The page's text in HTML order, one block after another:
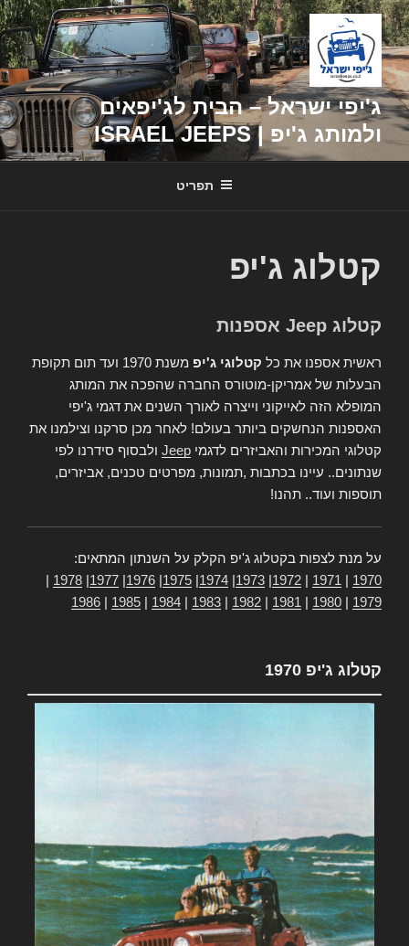
דילוג
לתוכן
ג'יפי ישראל – הבית לג'יפאים
ולמותג ג'יפ | ISRAEL JEEPS
תפריט
קטלוג ג'יפ
קטלוג Jeep אספנות
ראשית אספנו את כל קטלוגי ג'יפ
משנת 1970 ועד תום תקופת
הבעלות של אמריקן-מוטורס החברה שהפכה את המותג
המופלא הזה לאייקוני וייצרה לאורך השנים את דגמי ג'יפי
האספנות הנחשקים ביותר בעולם! לאחר מכן סרקנו וצילמנו את
קטלוגי המכירות והאביזרים לדגמי Jeep ולבסוף סידרנו לפי
שנתונים.. עיינו בכתבות ,תמונות, מפרטים טכנים, אביזרים,
תוספות ועוד.. תהנו!
על מנת לצפות בקטלוג ג'יפ הקלק על השנתון המתאים:
1970
1971
1972
1973
1974
1975
1976
1977
1978
1979
1980
1981
1982
1983
1984
1985
1986
קטלוג ג'יפ 1970